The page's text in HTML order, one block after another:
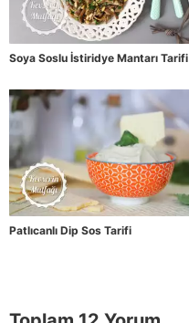
Soya Soslu İstiridye Mantarı Tarifi
Patlıcanlı Dip Sos Tarifi